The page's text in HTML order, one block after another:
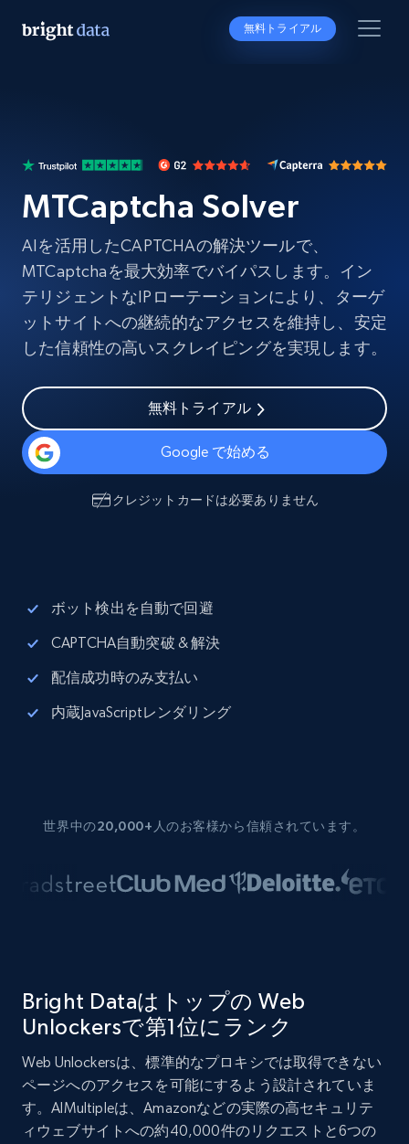
無料トライアル
MTCaptcha Solver
AIを活用したCAPTCHAの解決ツールで、
MTCaptchaを最大効率でバイパスします。イン
テリジェントなIPローテーションにより、ターゲ
ットサイトへの継続的なアクセスを維持し、安定
した信頼性の高いスクレイピングを実現します。
無料トライアル
Google で始める
クレジットカードは必要ありません
ボット検出を自動で回避
CAPTCHA自動突破 & 解決
配信成功時のみ支払い
内蔵JavaScriptレンダリング
世界中の20,000+人のお客様から信頼されています。
Bright Dataはトップの Web
Unlockersで第1位にランク
Web Unlockersは、標準的なプロキシでは取得できない
ページへのアクセスを可能にするよう設計されていま
す。AIMultipleは、Amazonなどの実際の高セキュリテ
ィウェブサイトへの約40,000件のリクエストと6つの